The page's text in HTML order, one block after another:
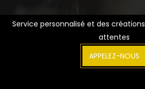
Service personnalisé et des
attentes
APPELEZ-NOUS